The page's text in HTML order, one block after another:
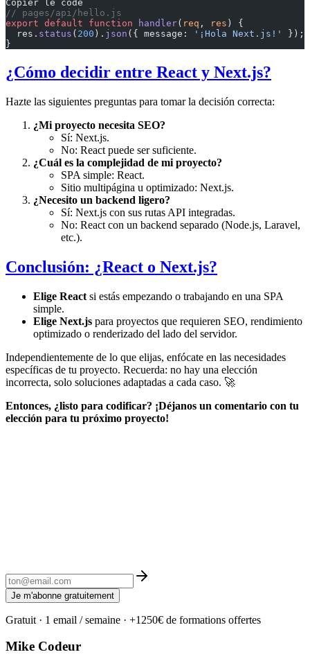
Copier le code
// pages/api/hello.js
export default function handler( req , res ) {
  res.
status ( 200 ). json ({ message: '¡Hola Next.js!'
});
}
¿Cómo decidir entre React y Next.js?
Hazte las siguientes preguntas para tomar la decisión correcta:
¿Mi proyecto necesita SEO?
Sí: Next.js.
No: React puede ser suficiente.
¿Cuál es la complejidad de mi proyecto?
SPA simple: React.
Sitio multipágina u optimizado: Next.js.
¿Necesito un backend ligero?
Sí: Next.js con sus rutas API integradas.
No: React con un backend separado (Node.js, Laravel,
etc.).
Conclusión: ¿React o Next.js?
Elige React si estás empezando o trabajando en una SPA
simple.
Elige Next.js para proyectos que requieren SEO, rendimiento
optimizado o renderizado del lado del servidor.
Independientemente de lo que elijas, enfócate en las necesidades
específicas de tu proyecto. Recuerda: no hay una elección
incorrecta, solo soluciones adaptadas a cada caso. 🚀
Entonces, ¿listo para codificar? ¡Déjanos un comentario con tu
elección para tu próximo proyecto!
Je m'abonne gratuitement
Gratuit · 1 email / semaine · +1250€ de formations offertes
Mike Codeur